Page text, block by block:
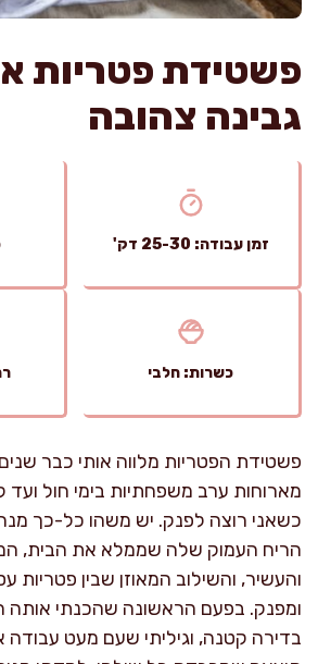
פשטידת פטריות
גבינה צהובה
זמן עבודה: 25-30 דק'
כשרות: חלבי
פשטידת הפטריות מלווה אותי כבר
מארוחות ערב משפחתיות בימי חול ועד
כשאני רוצה לפנק. יש משהו כל-כך
הריח העמוק שלה שממלא את הבית,
והעשיר, והשילוב המאוזן שבין פטריות
ומפנק. בפעם הראשונה שהכנתי אותה
בדירה קטנה, וגיליתי שעם מעט עבודה